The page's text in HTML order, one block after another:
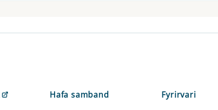
Hafa samband
Fyrirvari